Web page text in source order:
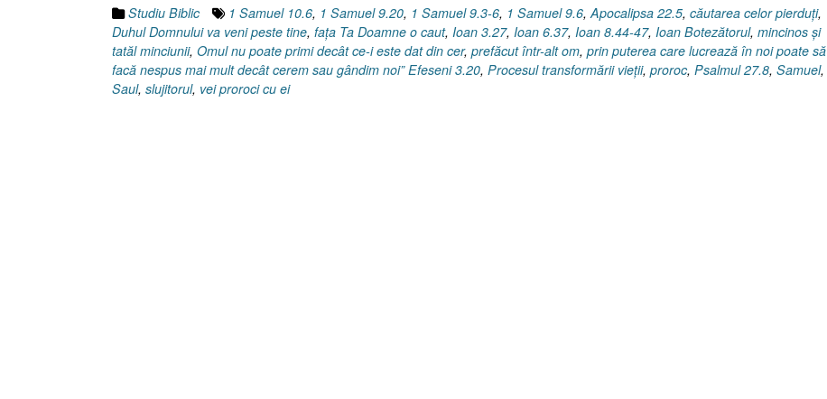
Studiu Biblic 1 Samuel 10.6, 1 Samuel 9.20, 1 Samuel 9.3-6, 1 Samuel 9.6,Apocalipsa 22.5, căutarea celor pierduţi,
Duhul Domnului va veni peste tine, faţa Ta Doamne o caut, Ioan 3.27, Ioan 6.37, Ioan 8.44-47, Ioan Botezătorul, mincinos şi
tatăl minciunii, Omul nu poate primi decât ce-i este dat din cer, prefăcut într-alt om, prin puterea care lucrează în noi poate să
facă nespus mai mult decât cerem sau gândim noi” Efeseni 3.20, Procesul transformării vieţii, proroc, Psalmul 27.8, Samuel,
Saul, slujitorul, vei proroci cu ei